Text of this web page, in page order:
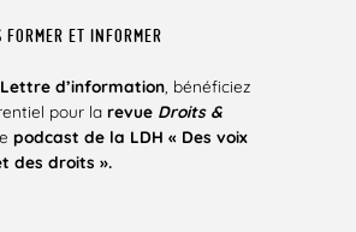
FORMER ET INFORMER
Lettre d’information, bénéficiez
pour la revue Droits &
podcast de la LDH « Des voix
des droits ».